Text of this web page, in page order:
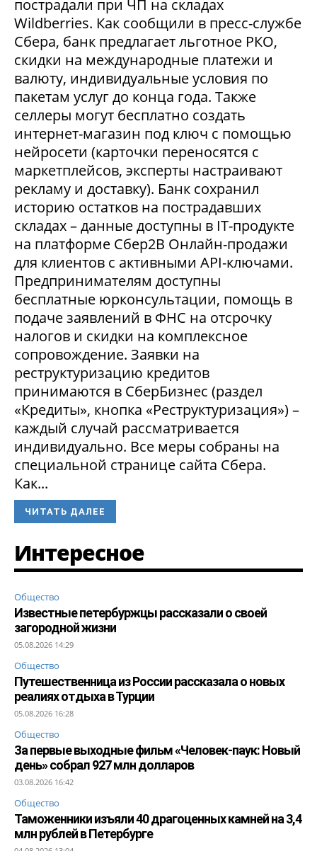
пострадали при ЧП на складах
Wildberries. Как сообщили в пресс-службе
Сбера, банк предлагает льготное РКО,
скидки на международные платежи и
валюту, индивидуальные условия по
пакетам услуг до конца года. Также
селлеры могут бесплатно создать
интернет-магазин под ключ с помощью
нейросети (карточки переносятся с
маркетплейсов, эксперты настраивают
рекламу и доставку). Банк сохранил
историю остатков на пострадавших
складах – данные доступны в IT-продукте
на платформе Сбер2В Онлайн-продажи
для клиентов с активными API-ключами.
Предпринимателям доступны
бесплатные юрконсультации, помощь в
подаче заявлений в ФНС на отсрочку
налогов и скидки на комплексное
сопровождение. Заявки на
реструктуризацию кредитов
принимаются в СберБизнес (раздел
«Кредиты», кнопка «Реструктуризация») –
каждый случай рассматривается
индивидуально. Все меры собраны на
специальной странице сайта Сбера.
Как...
ЧИТАТЬ ДАЛЕЕ
Интересное
Общество
Известные петербуржцы рассказали о своей
загородной жизни
05.08.2026 14:29
Общество
Путешественница из России рассказала о новых
реалиях отдыха в Турции
05.08.2026 16:28
Общество
За первые выходные фильм «Человек-паук: Новый
день» собрал 927 млн долларов
03.08.2026 16:42
Общество
Таможенники изъяли 40 драгоценных камней на 3,4
млн рублей в Петербурге